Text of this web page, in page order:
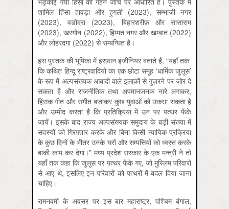
शामिल हिंसा हावड़ा और हुगली (2023), सम्भाजी नगर
(2023), वडोदरा (2023), बिहारशरीफ़ और सासाराम
(2023), खरगोन (2022), हिम्मत नगर और खम्बात (2022)
और लोहरदगा (2022) से सम्बन्धित है।
इस पुस्तक की भूमिका में इरफ़ान इंजीनियर बताते हैं, “यहाँ तक ​​
कि कथित हिन्दू राष्ट्रवादियों का एक छोटा समूह ‘धार्मिक जुलूस’
के रूप में अल्पसंख्यक आबादी वाले इलाक़ों से गुज़रने पर ज़ोर दे
सकता है और राजनीतिक तथा अपमानजनक नारे लगाकर,
हिंसक गीत और संगीत बजाकर कुछ युवाओं को उकसा सकता है
और उम्मीद करता है कि प्रतिक्रिया में उन पर पत्थर फेंके
जायें। इसके बाद राज्य अल्पसंख्यक समुदाय के बड़ी संख्या में
सदस्यों को गिरफ़्तार करके और बिना किसी न्यायिक प्रक्रिया
के कुछ दिनों के भीतर उनके घरों और सम्पत्तियों को ध्वस्त करके
बाकी काम कर देगा।” मध्य प्रदेश सरकार के एक मन्त्री ने तो
यहाँ तक कहा कि जुलूस पर पत्थर फेंके गए, जो मुस्लिम परिवारों
से आए थे, इसलिए इन परिवारों को पत्थरों में बदल दिया जाना
चाहिए।
रामनवमी के अवसर पर इस बार महाराष्ट्र, पश्चिम बंगाल,